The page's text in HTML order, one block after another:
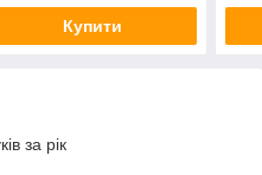
Купити
за рік